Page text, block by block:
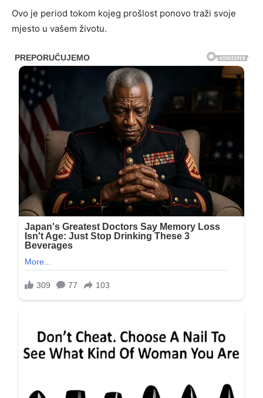
Ovo je period tokom kojeg prošlost ponovo traži svoje
mjesto u vašem životu.